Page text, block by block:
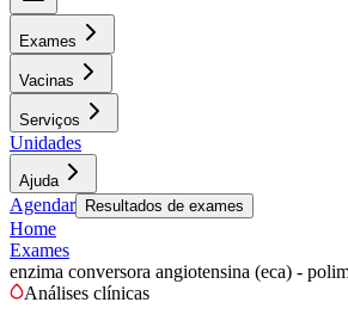
Exames
Vacinas
Serviços
Unidades
Ajuda
Agendar Resultados de exames
Home
Exames
enzima conversora angiotensina (eca) -
Análises clínicas